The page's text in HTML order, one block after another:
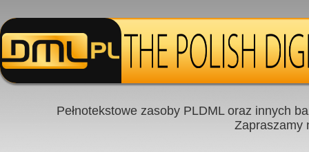
Pełnotekstowe zasoby PLDML oraz innych
Zapraszamy